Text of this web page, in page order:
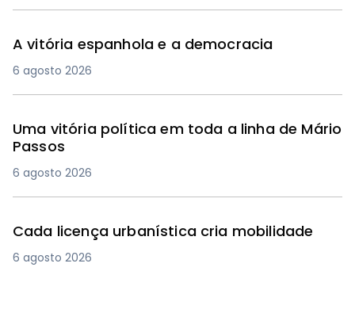
A vitória espanhola e a democracia
6 agosto 2026
Uma vitória política em toda a linha de Mário
Passos
6 agosto 2026
Cada licença urbanística cria mobilidade
6 agosto 2026